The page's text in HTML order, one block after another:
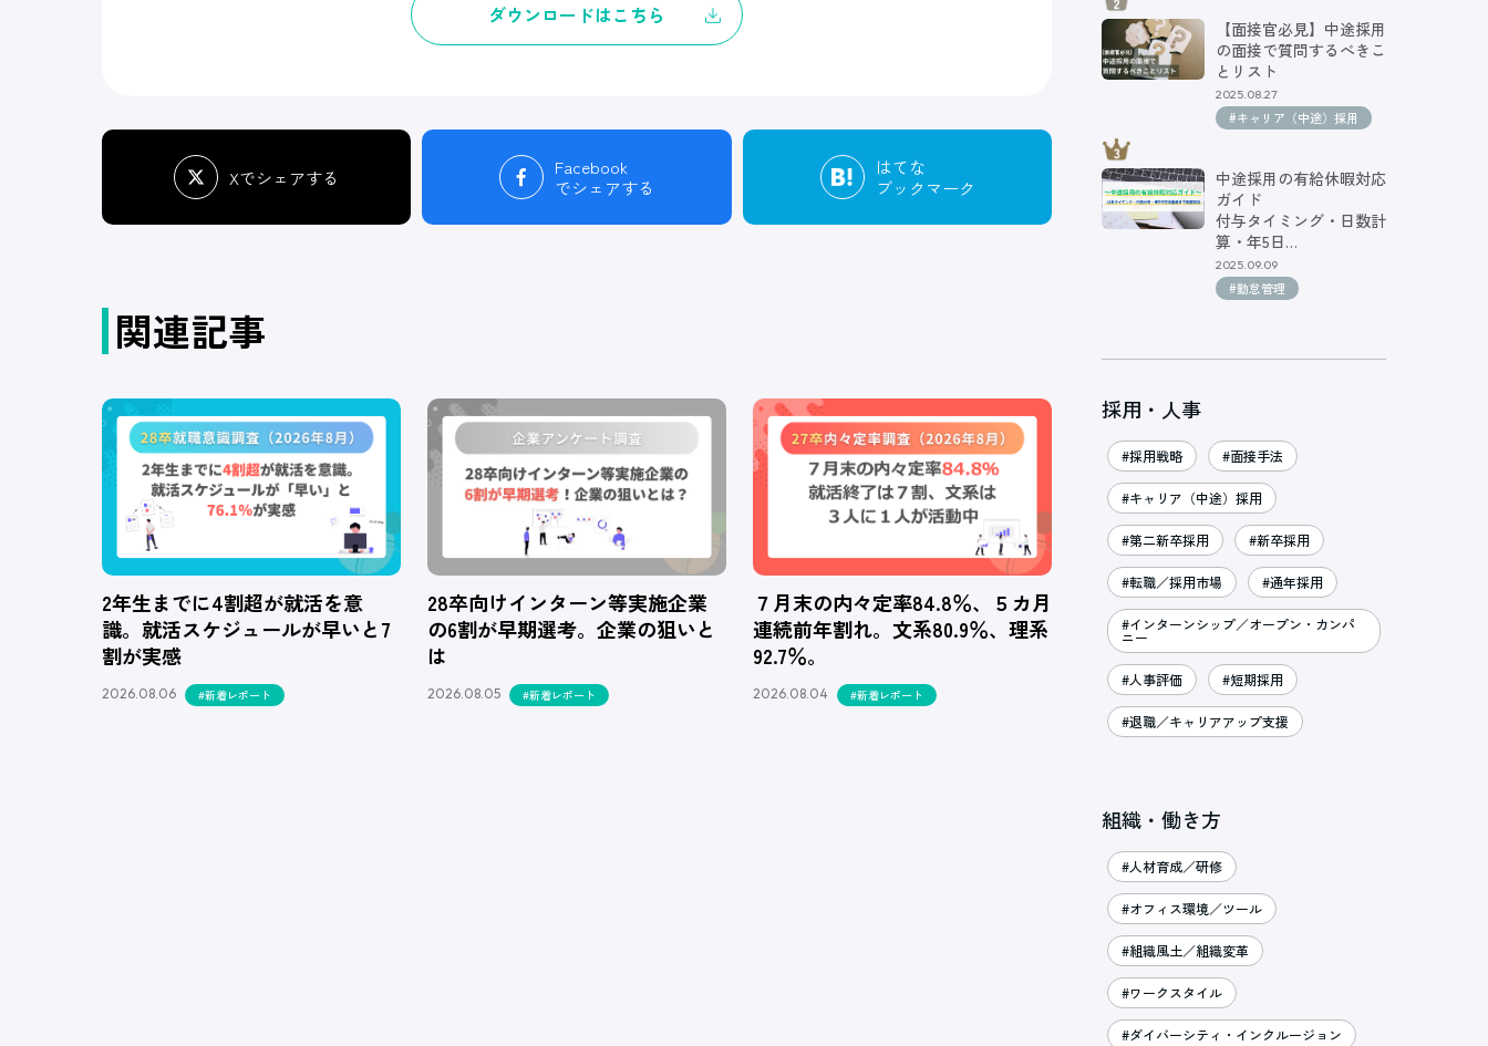
ダウンロードはこちら
Xでシェアする
Facebook
でシェアする
はてな
ブックマーク
関連記事
2年生までに4割超が就活を意
識。就活スケジュールが早いと7
割が実感
2026.08.06 #新着レポート
28卒向けインターン等実施企業
の6割が早期選考。企業の狙いと
は
2026.08.05 #新着レポート
７月末の内々定率84.8％、５カ月
連続前年割れ。文系80.9％、理系
92.7％。
2026.08.04 #新着レポート
【面接官必見】中途採用
の面接で質問するべきこ
とリスト
2025.08.27
#キャリア（中途）採用
中途採用の有給休暇対応
ガイド
付与タイミング・日数計
算・年5日…
2025.09.09
#勤怠管理
採用・人事
#採用戦略 #面接手法
#キャリア（中途）採用
#第二新卒採用 #新卒採用
#転職／採用市場 #通年採用
#インターンシップ／オープン・カンパ
ニー
#人事評価 #短期採用
#退職／キャリアアップ支援
組織・働き方
#人材育成／研修
#オフィス環境／ツール
#組織風土／組織変革
#ワークスタイル
#ダイバーシティ・インクルージョン